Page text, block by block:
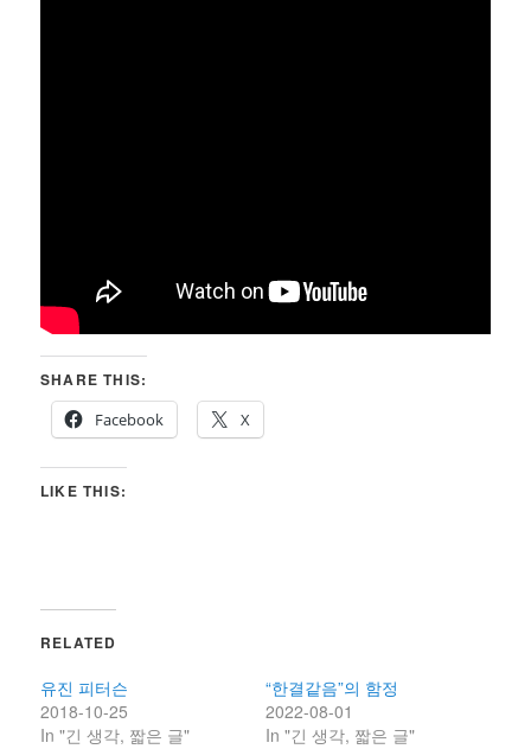
SHARE THIS:
Facebook
X
LIKE THIS:
RELATED
유진 피터슨
2018-10-25
In "긴 생각, 짧은 글"
“한결같음”의 함정
2022-08-01
In "긴 생각, 짧은 글"